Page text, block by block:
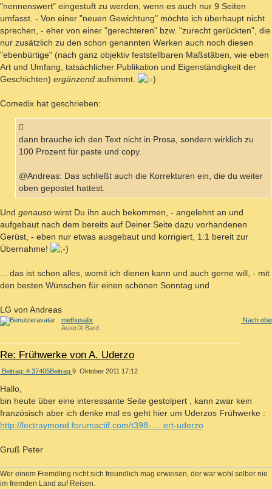
"nennenswert" eingestuft zu werden, wenn es auch nur 9 Seiten
umfasst. - Von einer "neuen Gewichtung" möchte ich überhaupt nicht
sprechen, - eher von einer "gerechteren" bzw. "zurecht gerückten", die
nur zusätzlich zu den schon genannten Werken auch noch diesen
"ebenbürtige" (nach ganz objektiv feststellbaren Maßstäben, wie eben
Art und Umfang, tatsächlicher Publikation und Eigenständigkeit der
Geschichten) ergänzend aufnimmt.
Comedix hat geschrieben:
dann brauche ich den Text nicht in Prosa, sondern wirklich zu
100 Prozent für paste und copy.
@Andreas: Das schließt auch die Korrekturen ein, die du weiter
oben gepostet hattest.
Und genauso wirst Du ihn auch bekommen, - angelehnt an und
aufgebaut nach dem bereits auf Deiner Seite dazu vorhandenen
Gerüst, - eben nur etwas ausgebaut und korrigiert, 1:1 bereit zur
Übernahme!
... das ist schon alles, womit ich dienen kann und auch gerne will, - mit
den besten Wünschen für einen schönen Sonntag und
LG von Andreas
Nach
methusalix
AsterIX Bard
Re: Frühwerke von A. Uderzo
Beitrag: # 37405Beitrag 9. Oktober 2011 17:12
Hallo,
bin heute über eine interessante Seite gestolpert , kann zwar kein
französisch aber ich denke mal es geht hier um Uderzos Frühwerke :
http://lectraymond.forumactif.com/t398- ... ert-uderzo
Gruß Peter
Wer einem Fremdling nicht sich freundlich mag erweisen, der war wohl selber nie
im fremden Land auf Reisen.